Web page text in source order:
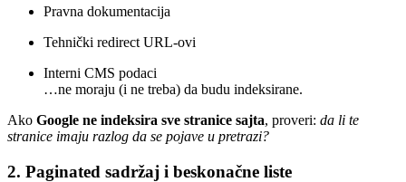
Pravna dokumentacija
Tehnički redirect URL-ovi
Interni CMS podaci
…ne moraju (i ne treba) da budu indeksirane.
Ako Google ne indeksira sve stranice sajta, proveri: da li te
stranice imaju razlog da se pojave u pretrazi?
2. Paginated sadržaj i beskonačne liste